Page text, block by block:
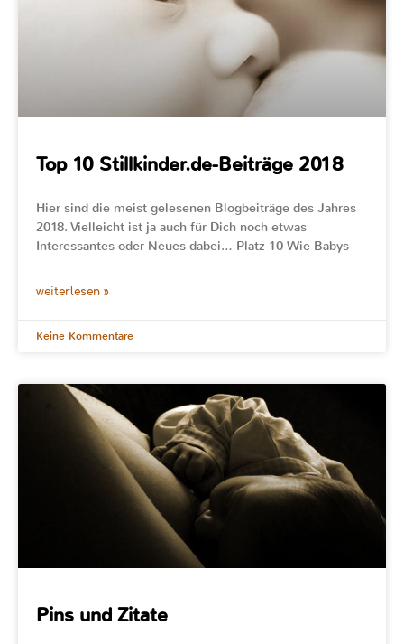
Top 10 Stillkinder.de-Beiträge 2018
Hier sind die meist gelesenen Blogbeiträge des Jahres
2018. Vielleicht ist ja auch für Dich noch etwas
Interessantes oder Neues dabei… Platz 10 Wie Babys
weiterlesen »
Keine Kommentare
Pins und Zitate